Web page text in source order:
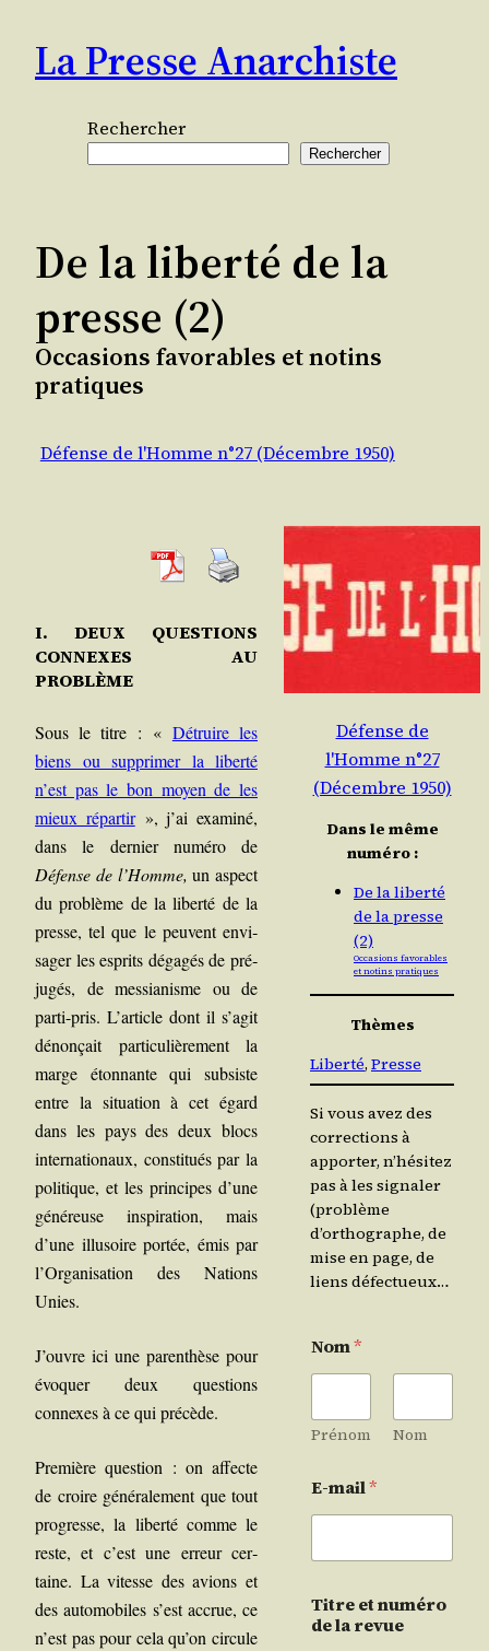
contenu
La Presse Anarchiste
Rechercher
Rechercher
De la liberté de la
presse (2)
Occasions favorables et notins
pratiques
Défense de l'Homme n°27 (Décembre 1950)
I. DEUX QUESTIONS
CONNEXES AU
PROBLÈME
Sous le titre : « Détruire les
biens ou sup­pri­mer la liber­té
n’est pas le bon moyen de les
mieux répar­tir», j’ai exa­mi­né,
dans le der­nier numé­ro de
Défense de l’Homme, un aspect
du pro­blème de la liber­té de la
presse, tel que le peuvent envi­
sa­ger les esprits déga­gés de pré­
ju­gés, de mes­sia­nisme ou de
par­ti-pris. L’article dont il s’agit
dénon­çait par­ti­cu­liè­re­ment la
marge éton­nante qui sub­siste
entre la situa­tion à cet égard
dans les pays des deux blocs
inter­na­tio­naux, consti­tués par la
poli­tique, et les prin­cipes d’une
géné­reuse ins­pi­ra­tion, mais
d’une illu­soire por­tée, émis par
l’Organisation des Nations
Unies.
J’ouvre ici une paren­thèse pour
évo­quer deux ques­tions
connexes à ce qui précède.
Pre­mière ques­tion : on affecte
de croire géné­ra­le­ment que tout
pro­gresse, la liber­té comme le
reste, et c’est une erreur cer­
taine. La vitesse des avions et
des auto­mo­biles s’est accrue, ce
n’est pas pour cela qu’on cir­cule
Défense de
l'Homme n°27
(Décembre 1950)
Dans le même
numéro :
De la liberté
de la presse
(2)
Occasions favorables
et notins pratiques
Thèmes
Liberté, Presse
Si vous avez des
corrections à
apporter, n’hésitez
pas à les signaler
(problème
d’orthographe, de
mise en page, de
liens défectueux…
Nom*
Prénom Nom
E-mail*
Titre et numéro
de la revue